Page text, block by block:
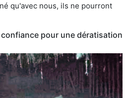
qu'avec nous, ils ne pourront
pour une dératisation